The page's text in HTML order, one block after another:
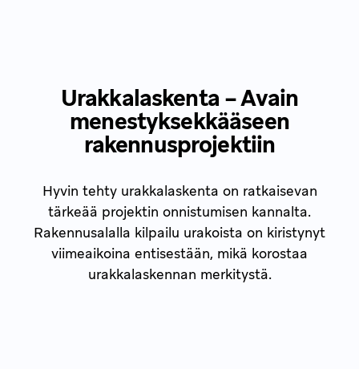
Urakkalaskenta – Avain
menestyksekkääseen
rakennusprojektiin
Hyvin tehty urakkalaskenta on ratkaisevan
tärkeää projektin onnistumisen kannalta.
Rakennusalalla kilpailu urakoista on kiristynyt
viimeaikoina entisestään, mikä korostaa
urakkalaskennan merkitystä.